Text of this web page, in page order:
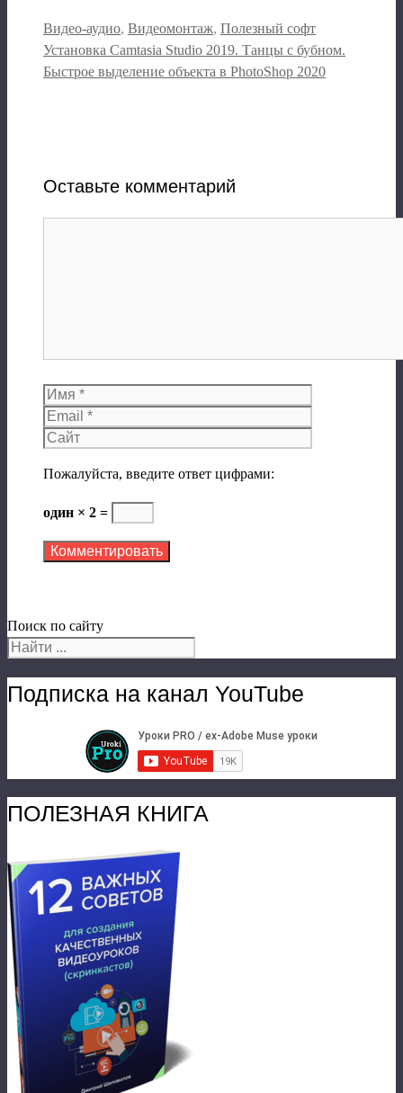
Рубрики
Видео-аудио, Видеомонтаж, Полезный софт
Установка Camtasia Studio 2019. Танцы с бубном.
Быстрое выделение объекта в PhotoShop 2020
Оставьте комментарий
Имя
Пожалуйста, введите ответ цифрами:
один × 2 =
Поиск по сайту
Подписка на канал YouTube
ПОЛЕЗНАЯ КНИГА